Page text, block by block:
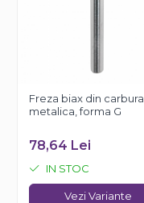
Freza biax din carbura
metalica, forma G
78,64 Lei
IN STOC
Vezi Variante